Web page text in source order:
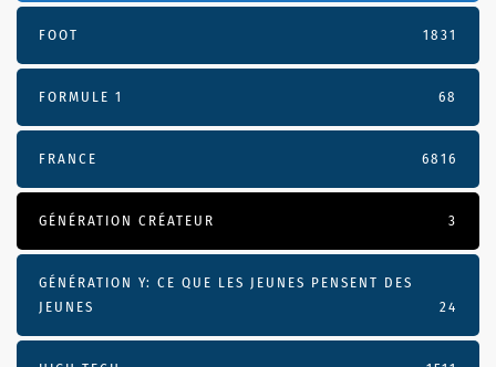
FOOT 1831
FORMULE 1 68
FRANCE 6816
GÉNÉRATION CRÉATEUR 3
GÉNÉRATION Y: CE QUE LES JEUNES PENSENT DES
JEUNES
24